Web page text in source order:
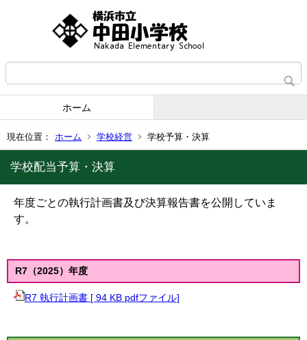
ホーム
現在位置： ホーム 学校経営 学校予算・決算
学校配当予算・決算
年度ごとの執行計画書及び決算報告書を公開していま
す。
R7（2025）年度
R7 執行計画書 [ 94 KB pdfファイル]